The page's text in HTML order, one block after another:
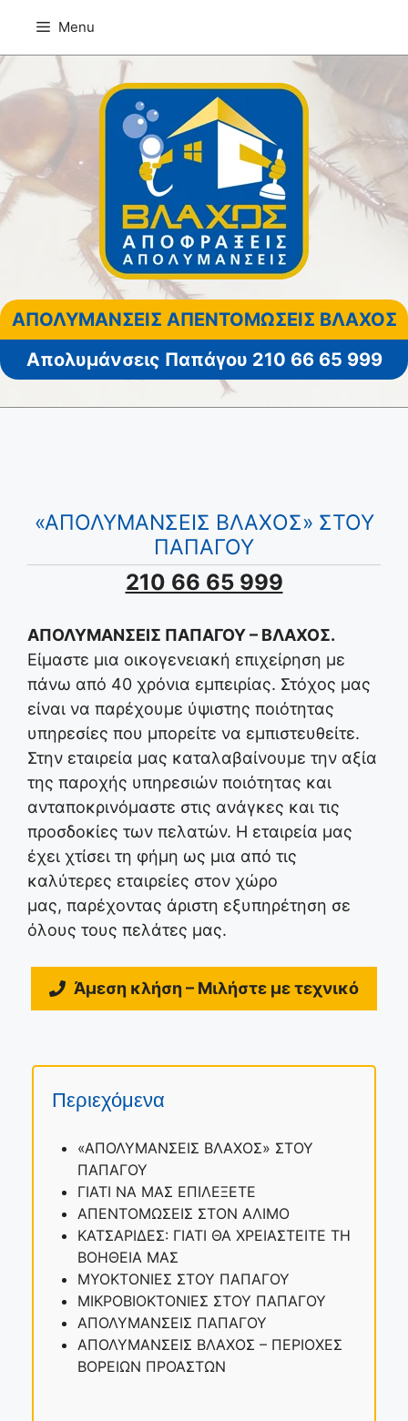
περιεχόμενο
Menu
ΑΠΟΛΥΜΑΝΣΕΙΣ ΑΠΕΝΤΟΜΩΣΕΙΣ ΒΛΑΧΟΣ
Απολυμάνσεις Παπάγου 210 66 65 999
«ΑΠΟΛΥΜΑΝΣΕΙΣ ΒΛΑΧΟΣ» ΣΤΟΥ
ΠΑΠΑΓΟΥ
210 66 65 999
ΑΠΟΛΥΜΑΝΣΕΙΣ ΠΑΠΑΓΟΥ – ΒΛΑΧΟΣ.
Είμαστε μια οικογενειακή επιχείρηση με
πάνω από 40 χρόνια εμπειρίας. Στόχος μας
είναι να παρέχουμε ύψιστης ποιότητας
υπηρεσίες που μπορείτε να εμπιστευθείτε.
Στην εταιρεία μας καταλαβαίνουμε την αξία
της παροχής υπηρεσιών ποιότητας και
ανταποκρινόμαστε στις ανάγκες και τις
προσδοκίες των πελατών. Η εταιρεία μας
έχει χτίσει τη φήμη ως μια από τις
καλύτερες εταιρείες στον χώρο
μας, παρέχοντας άριστη εξυπηρέτηση σε
όλους τους πελάτες μας.
Άμεση κλήση – Μιλήστε με τεχνικό
Περιεχόμενα
«ΑΠΟΛΥΜΑΝΣΕΙΣ ΒΛΑΧΟΣ» ΣΤΟΥ
ΠΑΠΑΓΟΥ
ΓΙΑΤΙ ΝΑ ΜΑΣ ΕΠΙΛΕΞΕΤΕ
ΑΠΕΝΤΟΜΩΣΕΙΣ ΣΤΟΝ ΑΛΙΜΟ
ΚΑΤΣΑΡΙΔΕΣ: ΓΙΑΤΙ ΘΑ ΧΡΕΙΑΣΤΕΙΤΕ ΤΗ
ΒΟΗΘΕΙΑ ΜΑΣ
ΜΥΟΚΤΟΝΙΕΣ ΣΤΟΥ ΠΑΠΑΓΟΥ
ΜΙΚΡΟΒΙΟΚΤΟΝΙΕΣ ΣΤΟΥ ΠΑΠΑΓΟΥ
ΑΠΟΛΥΜΑΝΣΕΙΣ ΠΑΠΑΓΟΥ
ΑΠΟΛΥΜΑΝΣΕΙΣ ΒΛΑΧΟΣ – ΠΕΡΙΟΧΕΣ
ΒΟΡΕΙΩΝ ΠΡΟΑΣΤΩΝ